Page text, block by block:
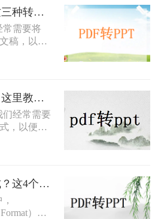
现文件格
pdf怎么转换成ppt？这三种转换方法分享给你!！
常需要将
稿，以便
）因
则因其动态
pdf怎么转
种将PDF转
您轻松完
怎么把pdf转换成ppt？这里教你这四种方法！
们经常需要
，以便更
怎么把
介绍三种
pdf文件如何转ppt格式？这4个方法请收好！方便又好用！
）因